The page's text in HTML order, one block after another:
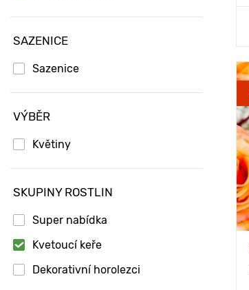
SAZENICE
Sazenice
VÝBĚR
Květiny
SKUPINY ROSTLIN
Super nabídka
Kvetoucí keře
Dekorativní horolezci